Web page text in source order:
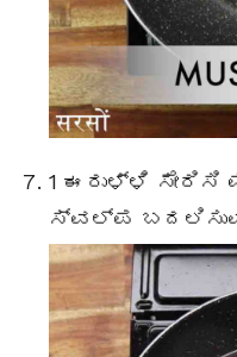
1 ಈರುಳ್ಳಿ
ಸ್ವಲ್ಪ